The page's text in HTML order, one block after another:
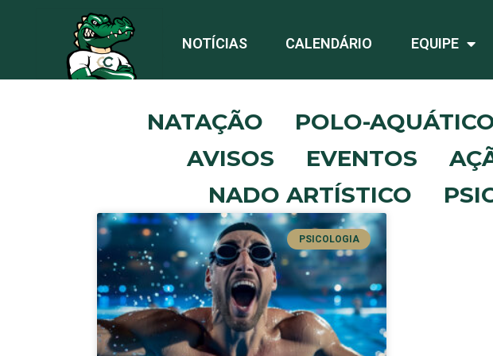
NOTÍCIAS CALENDÁRIO EQUIPE
NATAÇÃO POLO-
AVISOS
EVENTOS
NADO ARTÍSTICO
PSICOLOGIA